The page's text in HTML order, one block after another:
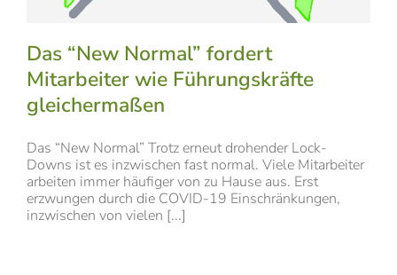
Das “New Normal” fordert
Mitarbeiter wie Führungskräfte
gleichermaßen
Das “New Normal” Trotz erneut drohender Lock-
Downs ist es inzwischen fast normal. Viele Mitarbeiter
arbeiten immer häufiger von zu Hause aus. Erst
erzwungen durch die COVID-19 Einschränkungen,
inzwischen von vielen [...]